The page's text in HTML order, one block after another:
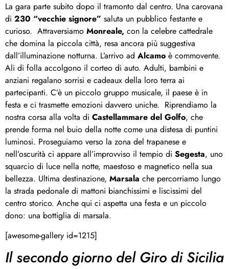
La gara parte subito dopo il tramonto dal centro. Una carovana
di 230 “vecchie signore” saluta un pubblico festante e
curioso. Attraversiamo Monreale, con la celebre cattedrale
che domina la piccola città, resa ancora più suggestiva
dall’illuminazione notturna. L’arrivo ad Alcamo è commovente.
Ali di folla accolgono il corteo di auto. Adulti, bambini e
anziani regalano sorrisi e cadeaux della loro terra ai
partecipanti. C’è un piccolo gruppo musicale, il paese è in
festa e ci trasmette emozioni davvero uniche. Riprendiamo la
nostra corsa alla volta di Castellammare del Golfo, che
prende forma nel buio della notte come una distesa di puntini
luminosi. Proseguiamo verso la zona del trapanese e
nell’oscurità ci appare all’improvviso il tempio di Segesta, uno
squarcio di luce nella notte, maestoso e magnetico nella sua
bellezza. Ultima destinazione, Marsala che percorriamo lungo
la strada pedonale di mattoni bianchissimi e liscissimi del
centro storico. Anche qui ci aspetta una festa e un piccolo
dono: una bottiglia di marsala.
[awesome-gallery id=1215]
Il secondo giorno del Giro di Sicilia